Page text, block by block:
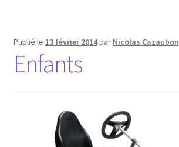
Publié le 13 février 2014par Nicolas Cazaubon
Enfants